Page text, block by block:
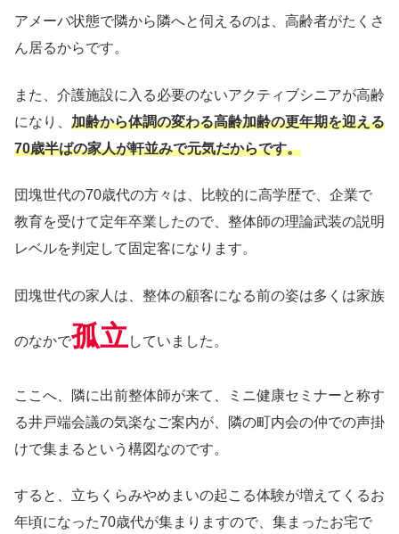
アメーバ状態で隣から隣へと伺えるのは、高齢者がたくさ
ん居るからです。
また、介護施設に入る必要のないアクティブシニアが高齢
になり、 加齢から体調の変わる高齢加齢の更年期を迎える
70歳半ばの家人が軒並みで元気だからです。
団塊世代の70歳代の方々は、比較的に高学歴で、企業で
教育を受けて定年卒業したので、整体師の理論武装の説明
レベルを判定して固定客になります。
団塊世代の家人は、整体の顧客になる前の姿は多くは家族
のなかで孤立していました。
ここへ、隣に出前整体師が来て、ミニ健康セミナーと称す
る井戸端会議の気楽なご案内が、隣の町内会の仲での声掛
けで集まるという構図なのです。
すると、立ちくらみやめまいの起こる体験が増えてくるお
年頃になった70歳代が集まりますので、集まったお宅で